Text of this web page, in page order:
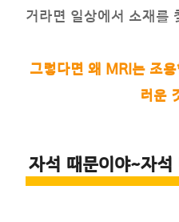
거라면 일상에서 소재를
그렇다면 왜 MRI는 조
러운
자석 때문이야~자